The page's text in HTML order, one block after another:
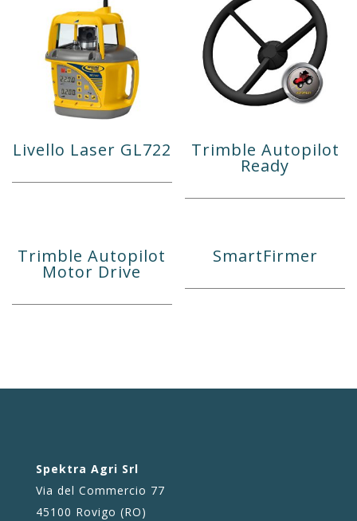
Livello Laser GL722 Trimble Autopilot
Ready
Trimble Autopilot
Motor Drive
SmartFirmer
Spektra Agri Srl
Via del Commercio 77
45100 Rovigo (RO)